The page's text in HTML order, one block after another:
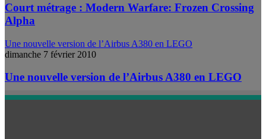
Court métrage : Modern Warfare: Frozen Crossing
Alpha
Une nouvelle version de l’Airbus A380 en LEGO
dimanche 7 février 2010
Une nouvelle version de l’Airbus A380 en LEGO